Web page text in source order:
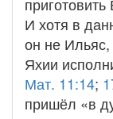
И хотя в
он не
Яхии
Мат. 11:14;
пришёл «в